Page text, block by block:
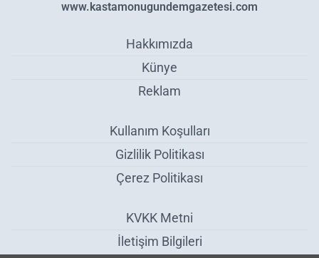
www.kastamonugundemgazetesi.com
Hakkımızda
Künye
Reklam
Kullanım Koşulları
Gizlilik Politikası
Çerez Politikası
KVKK Metni
İletişim Bilgileri